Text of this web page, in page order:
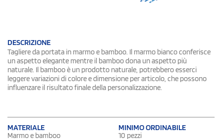
DESCRIZIONE
Tagliere da portata in marmo e bamboo. Il marmo bianco conferisce
un aspetto elegante mentre il bamboo dona un aspetto più
naturale. Il bamboo è un prodotto naturale, potrebbero esserci
leggere variazioni di colore e dimensione per articolo, che possono
influenzare il risultato finale della personalizzazione.
MATERIALE
Marmo e bamboo
MINIMO ORDINABILE
10 pezzi